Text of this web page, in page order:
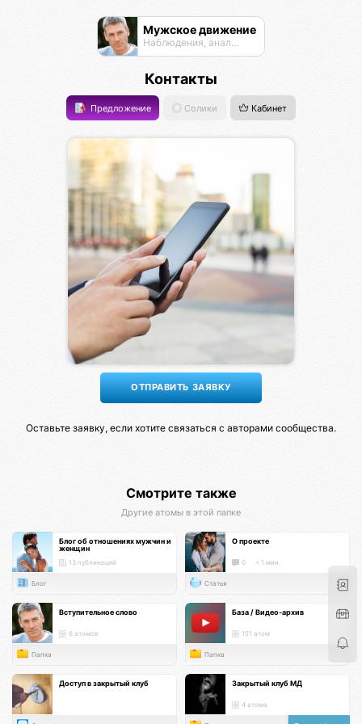
Мужское движение
Наблюдения, анализ, обсуждения
Контакты
Предложение Солики Кабинет
Оставьте заявку, если хотите связаться с авторами сообщества.
Смотрите также
Другие атомы в этой папке
Блог об отношениях мужчин и
женщин
13 публикаций
Блог
О проекте
0 < 1 мин.
Статья
Вступительное слово
6 атомов
Папка
База / Видео-архив
151 атом
Папка
Доступ в закрытый клуб Закрытый клуб МД
4 атома